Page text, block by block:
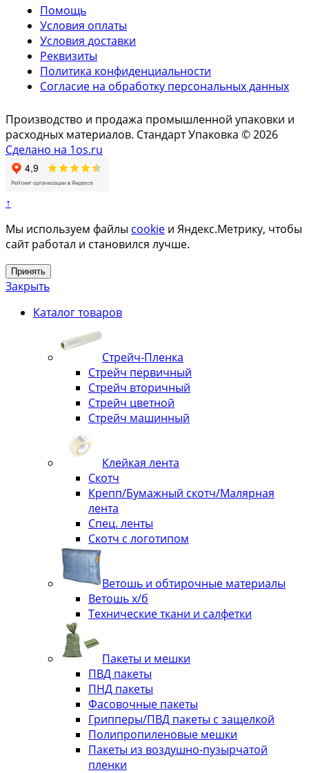
Помощь
Условия оплаты
Условия доставки
Реквизиты
Политика конфиденциальности
Согласие на обработку персональных данных
Производство и продажа промышленной упаковки и
расходных материалов. Стандарт Упаковка © 2026
Сделано на 1os.ru
↑
Мы используем файлы cookie и Яндекс.Метрику, чтобы
сайт работал и становился лучше.
Принять
Закрыть
Каталог товаров
Стрейч-Пленка
Стрейч первичный
Стрейч вторичный
Стрейч цветной
Стрейч машинный
Клейкая лента
Скотч
Крепп/Бумажный скотч/Малярная
лента
Спец. ленты
Скотч с логотипом
Ветошь и обтирочные материалы
Ветошь х/б
Технические ткани и салфетки
Пакеты и мешки
ПВД пакеты
ПНД пакеты
Фасовочные пакеты
Грипперы/ПВД пакеты с защелкой
Полипропиленовые мешки
Пакеты из воздушно-пузырчатой
пленки